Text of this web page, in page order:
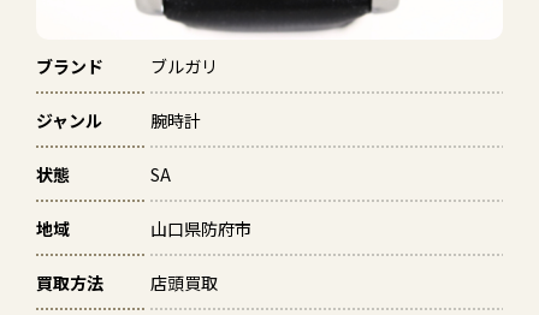
ブランド ブルガリ
ジャンル 腕時計
状態 SA
地域 山口県防府市
買取方法 店頭買取